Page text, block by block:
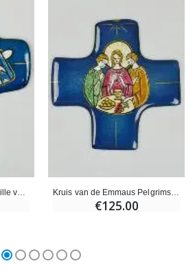
Kruis Jezus Koning - Emaille van Libanon Kruis van de Emmaus Pelgrims uit Emaille van Libanon
€125.00